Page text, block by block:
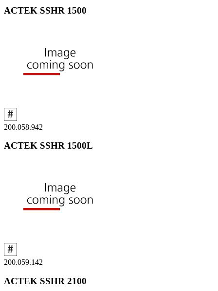
ACTEK SSHR 1500
200.058.942
ACTEK SSHR 1500L
200.059.142
ACTEK SSHR 2100